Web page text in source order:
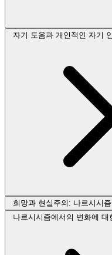
자기 도움과 개인적인 자기
희망과 현실주의: 나르시시
나르시시즘에서의 변화에 대